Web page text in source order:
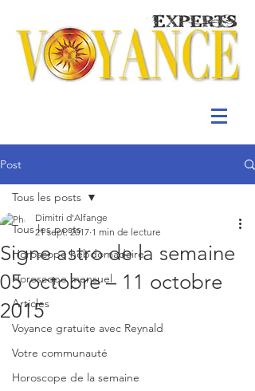
Post
Tous les posts
Horoscope hebdomadaire
Horoscope mensuel
Articles
Voyance gratuite avec Reynald
Votre communauté
Horoscope de la semaine
Tous les posts
Signe astro de la semaine
05 octobre – 11 octobre
2015
Dimitri d'Alfange
21 sept. 2017 1 min de lecture